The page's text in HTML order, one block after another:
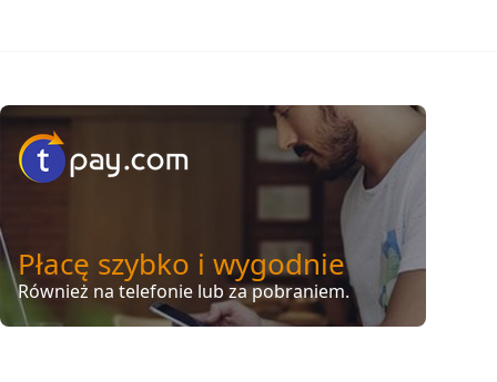
Płacę szybko i wygodnie
Również na telefonie lub za pobraniem.